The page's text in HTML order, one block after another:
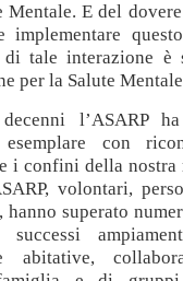
Mentale. E del
di tale interazione è
per la Salute
l’ASARP
con
i confini della nostra
volontari,
superato
abitative,